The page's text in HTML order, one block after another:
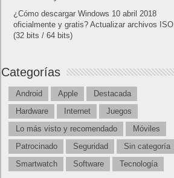
¿Cómo descargar Windows 10 abril 2018
oficialmente y gratis? Actualizar archivos ISO
(32 bits / 64 bits)
Categorías
Android Apple
Destacada
Hardware
Internet
Juegos
Lo más visto y recomendado
Móviles
Patrocinado
Seguridad
Sin categoría
Smartwatch
Software Tecnología